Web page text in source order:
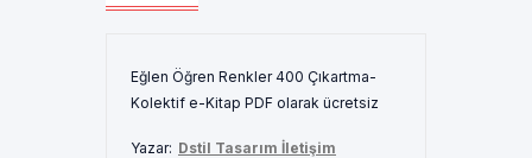
Eğlen Öğren Renkler 400 Çıkartma-
Kolektif e-Kitap PDF olarak ücretsiz
Yazar: Dstil Tasarım İletişim